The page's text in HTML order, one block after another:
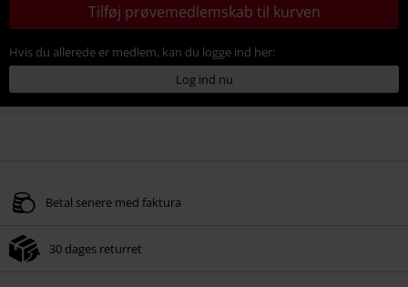
Tilføj prøvemedlemskab til kurven
Hvis du allerede er medlem, kan du logge ind her:
Log ind nu
Betal senere med faktura
30 dages returret